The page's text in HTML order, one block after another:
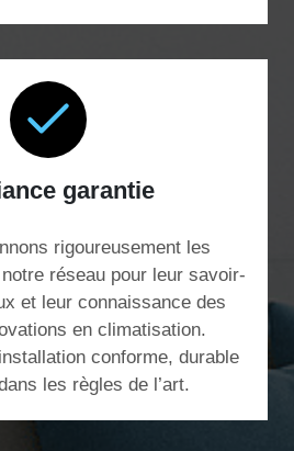
garantie
rigoureusement les
réseau pour leur savoir-
et leur connaissance des
en climatisation.
conforme, durable
les règles de l’art.